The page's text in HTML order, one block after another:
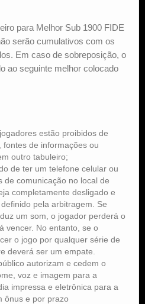
para Melhor Sub 1900 FIDE
serão cumulativos com os
Em caso de sobreposição, o
ao seguinte melhor colocado
estão proibidos de
de informações ou
outro tabuleiro;
de ter um telefone celular ou
de comunicação no local de
completamente desligado e
pela arbitragem. Se
um som, o jogador perderá o
vencer. No entanto, se o
o jogo por qualquer série de
deverá ser um empate.
autorizam e cedem o
voz e imagem para a
impressa e eletrônica para a
ônus e por prazo